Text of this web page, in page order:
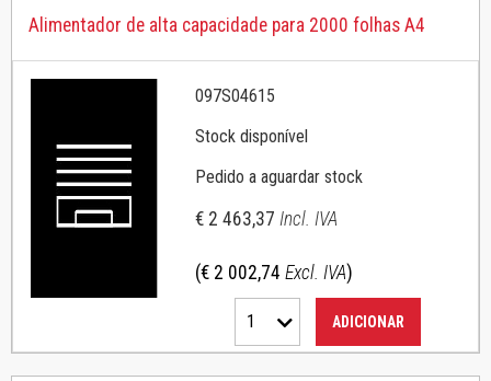
Alimentador de alta capacidade para 2000 folhas A4
097S04615
Stock disponível
Pedido a aguardar stock
€ 2 463,37 Incl. IVA
(€ 2 002,74 Excl. IVA)
1 ADICIONAR